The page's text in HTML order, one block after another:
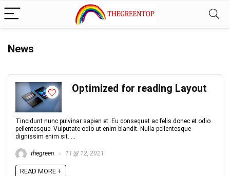
News
Optimized for reading Layout
Tincidunt nunc pulvinar sapien et. Eu consequat ac felis donec et odio
pellentesque. Vulputate odio ut enim blandit. Nulla pellentesque
dignissim enim sit. ...
thegreen 11월 12, 2021
READ MORE +